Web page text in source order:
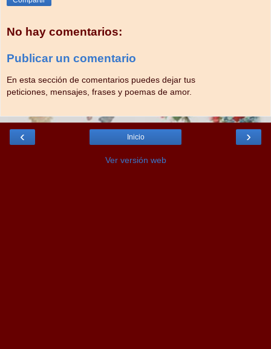
No hay comentarios:
Publicar un comentario
En esta sección de comentarios puedes dejar tus
peticiones, mensajes, frases y poemas de amor.
‹ ›
Inicio
Ver versión web